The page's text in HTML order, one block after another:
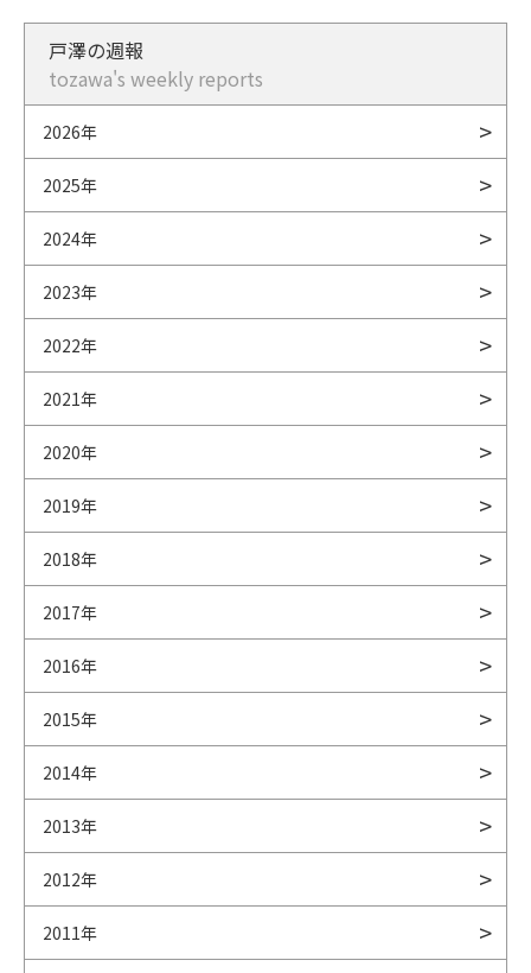
戸澤の週報
tozawa's weekly reports
2026年
2025年
2024年
2023年
2022年
2021年
2020年
2019年
2018年
2017年
2016年
2015年
2014年
2013年
2012年
2011年